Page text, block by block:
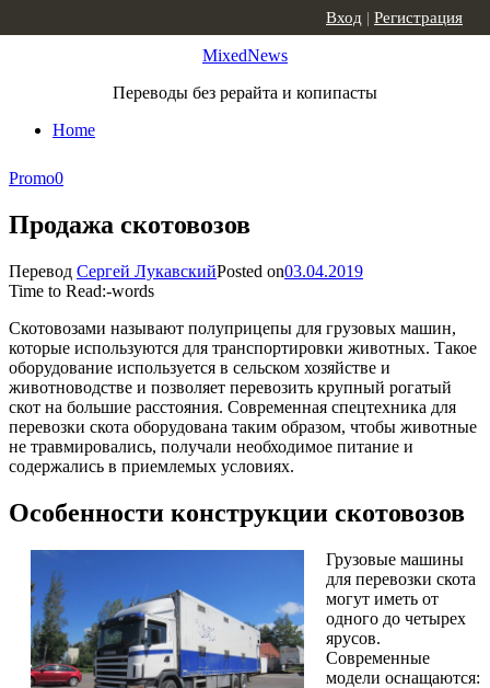
MixedNews
Переводы без рерайта и копипасты
Home
Вход | Регистрация
Promo0
Продажа скотовозов
Перевод Сергей ЛукавскийPosted on03.04.2019
Time to Read:-words
Скотовозами называют полуприцепы для грузовых машин,
которые используются для транспортировки животных. Такое
оборудование используется в сельском хозяйстве и
животноводстве и позволяет перевозить крупный рогатый
скот на большие расстояния. Современная спецтехника для
перевозки скота оборудована таким образом, чтобы животные
не травмировались, получали необходимое питание и
содержались в приемлемых условиях.
Особенности конструкции скотовозов
Грузовые машины
для перевозки скота
могут иметь от
одного до четырех
ярусов.
Современные
модели оснащаются: